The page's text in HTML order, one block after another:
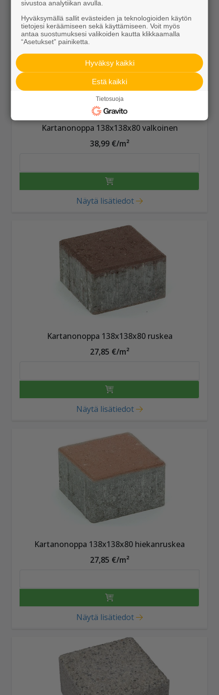
Kartanonoppa 138x138x80 valkoinen
38,99 €/m²
Näytä lisätiedot
Kartanonoppa 138x138x80 ruskea
27,85 €/m²
Näytä lisätiedot
Kartanonoppa 138x138x80 hiekanruskea
27,85 €/m²
Näytä lisätiedot
sivustoa analytiikan avulla.
Hyväksymällä sallit evästeiden ja teknologioiden käytön
tietojesi keräämiseen sekä käyttämiseen. Voit myös
antaa suostumuksesi valikoiden kautta klikkaamalla
“Asetukset” painiketta.
Hyväksy kaikki
Estä kaikki
Tietosuoja